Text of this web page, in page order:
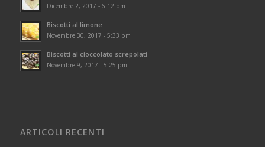
Dicembre 2, 2017 - 6:12 pm
Biscotti al limone
Novembre 30, 2017 - 5:33 pm
Biscotti al cioccolato screpolati
Novembre 9, 2017 - 5:25 pm
ARTICOLI RECENTI